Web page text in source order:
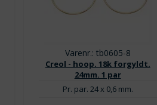
Varenr.: tb0605-8
Creol - hoop. 18k forgyldt.
24mm. 1 par
Pr. par. 24 x 0,6 mm.